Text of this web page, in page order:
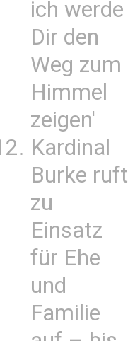
ich werde
Dir den
Weg zum
Himmel
zeigen'
Kardinal
Burke ruft
zu
Einsatz
für Ehe
und
Familie